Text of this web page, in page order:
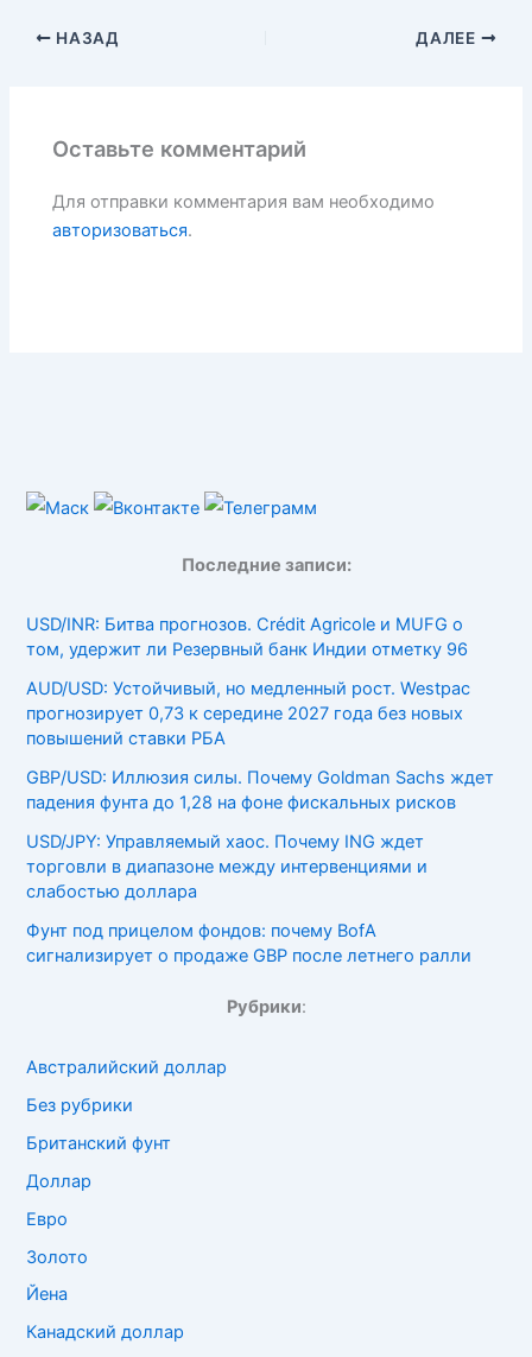
НАЗАД ДАЛЕЕ
Оставьте комментарий
Для отправки комментария вам необходимо
авторизоваться.
Последние записи:
USD/INR: Битва прогнозов. Crédit Agricole и MUFG о
том, удержит ли Резервный банк Индии отметку 96
AUD/USD: Устойчивый, но медленный рост. Westpac
прогнозирует 0,73 к середине 2027 года без новых
повышений ставки РБА
GBP/USD: Иллюзия силы. Почему Goldman Sachs ждет
падения фунта до 1,28 на фоне фискальных рисков
USD/JPY: Управляемый хаос. Почему ING ждет
торговли в диапазоне между интервенциями и
слабостью доллара
Фунт под прицелом фондов: почему BofA
сигнализирует о продаже GBP после летнего ралли
Рубрики:
Австралийский доллар
Без рубрики
Британский фунт
Доллар
Евро
Золото
Йена
Канадский доллар